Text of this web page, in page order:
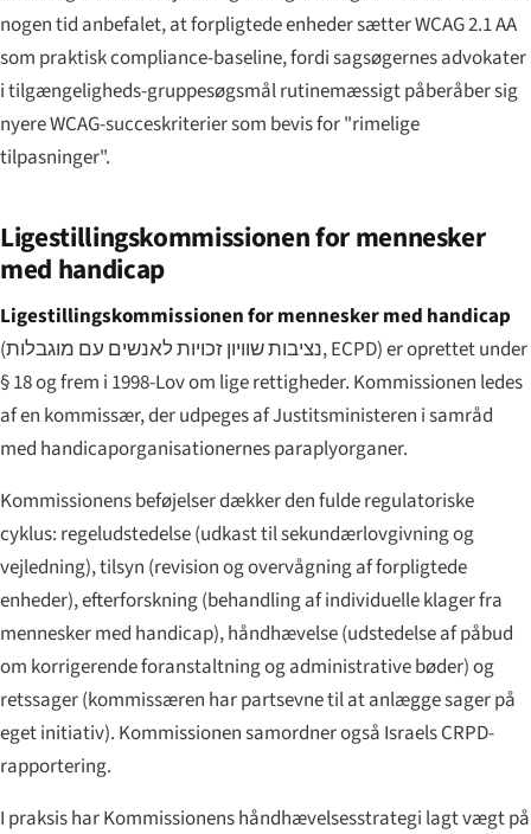
nogen tid anbefalet, at forpligtede enheder sætter WCAG 2.1 AA
som praktisk compliance-baseline, fordi sagsøgernes advokater
i tilgængeligheds-gruppesøgsmål rutinemæssigt påberåber sig
nyere WCAG-succeskriterier som bevis for "rimelige
tilpasninger".
Ligestillingskommissionen for mennesker
med handicap
Ligestillingskommissionen for mennesker med handicap
(נציבות שוויון זכויות לאנשים עם מוגבלות, ECPD) er oprettet under
§ 18 og frem i 1998-Lov om lige rettigheder. Kommissionen ledes
af en kommissær, der udpeges af Justitsministeren i samråd
med handicaporganisationernes paraplyorganer.
Kommissionens beføjelser dækker den fulde regulatoriske
cyklus: regeludstedelse (udkast til sekundærlovgivning og
vejledning), tilsyn (revision og overvågning af forpligtede
enheder), efterforskning (behandling af individuelle klager fra
mennesker med handicap), håndhævelse (udstedelse af påbud
om korrigerende foranstaltning og administrative bøder) og
retssager (kommissæren har partsevne til at anlægge sager på
eget initiativ). Kommissionen samordner også Israels CRPD-
rapportering.
I praksis har Kommissionens håndhævelsesstrategi lagt vægt på